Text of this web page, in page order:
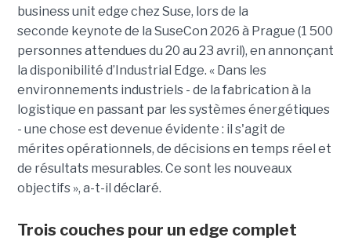
business unit edge chez Suse, lors de la
seconde keynote de la SuseCon 2026 à Prague (1 500
personnes attendues du 20 au 23 avril), en annonçant
la disponibilité d’Industrial Edge. « Dans les
environnements industriels - de la fabrication à la
logistique en passant par les systèmes énergétiques
- une chose est devenue évidente : il s'agit de
mérites opérationnels, de décisions en temps réel et
de résultats mesurables. Ce sont les nouveaux
objectifs », a-t-il déclaré.
Trois couches pour un edge complet